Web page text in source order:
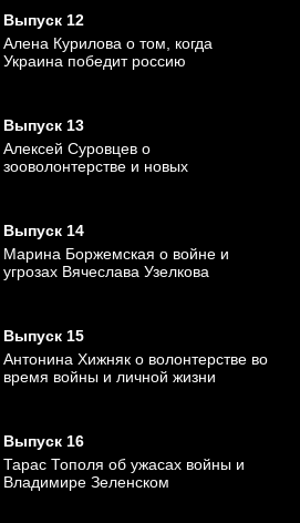
Выпуск 12
Алена Курилова о том, когда
Украина победит россию
Выпуск 13
Алексей Суровцев о
зооволонтерстве и новых
Выпуск 14
Марина Боржемская о войне и
угрозах Вячеслава Узелкова
Выпуск 15
Антонина Хижняк о волонтерстве во
время войны и личной жизни
Выпуск 16
Тарас Тополя об ужасах войны и
Владимире Зеленском